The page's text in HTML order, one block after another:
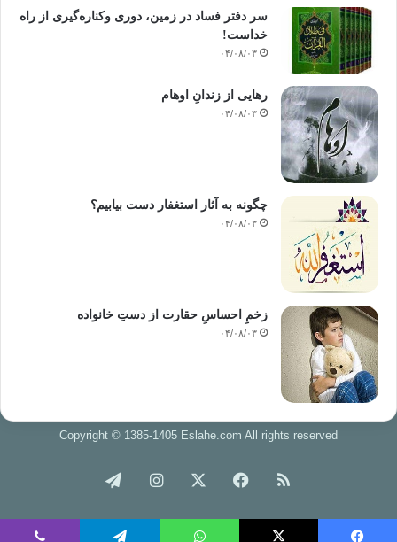
سر دفتر فساد در زمین‌، دوری وکناره‌گیری از راه
خداست‌!
۰۴/۰۸/۰۳
رهایی از زندانِ اوهام
۰۴/۰۸/۰۳
چگونه به آثار استغفار دست بیابیم؟
۰۴/۰۸/۰۳
زخمِ احساسِ حقارت از دستِ خانواده
۰۴/۰۸/۰۳
Copyright © 1385-1405 Eslahe.com All rights reserved
خوراک فیس
بوک
اینستاگرام